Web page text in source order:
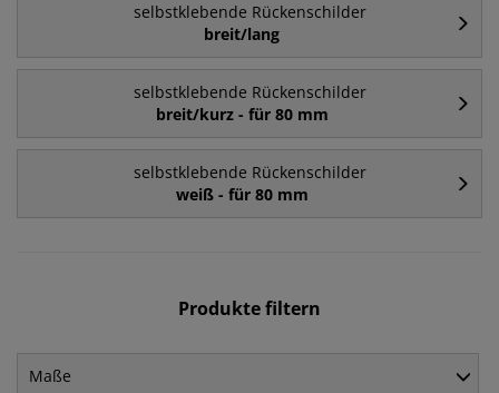
selbstklebende Rückenschilder
breit/lang
selbstklebende Rückenschilder
breit/kurz - für 80 mm
selbstklebende Rückenschilder
weiß - für 80 mm
Produkte filtern
Maße